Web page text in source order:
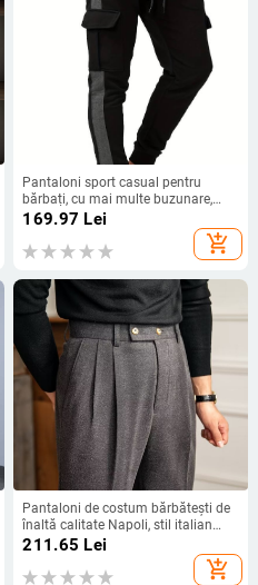
Pantaloni sport casual pentru
bărbați, cu mai multe buzunare,
căptușiți cu fleece, de toamnă și de
iarnă, noi, de culoare asortată
169.97 Lei
add_shopping_cart
Pantaloni de costum bărbătești de
înaltă calitate Napoli, stil italian
parizian, cu cataramă lungă,
pantaloni de costum lungi pentru
bărbați, fără călcare, cu 9 puncte,
211.65 Lei
add_shopping_cart